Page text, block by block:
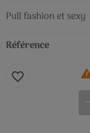
Pull fashion et sexy
Référence
−
favorite_border